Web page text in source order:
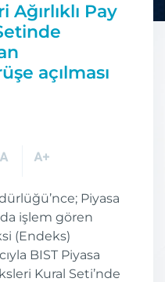
Ağırlıklı Pay
açılması
Piyasa
işlem gören
(Endeks)
BIST Piyasa
Kural Seti’nde